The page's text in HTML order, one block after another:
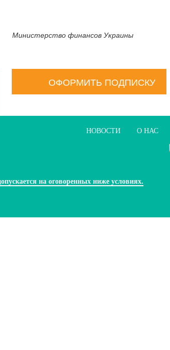
Министерство финансов Украины
ОФОРМИТЬ ПОДПИСКУ
НОВОСТИ О НАС
на оговоренных ниже условиях.